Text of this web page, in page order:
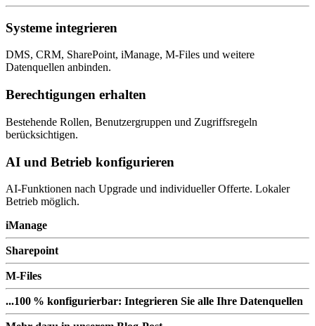
Systeme integrieren
DMS, CRM, SharePoint, iManage, M-Files und weitere
Datenquellen anbinden.
Berechtigungen erhalten
Bestehende Rollen, Benutzergruppen und Zugriffsregeln
berücksichtigen.
AI und Betrieb konfigurieren
AI-Funktionen nach Upgrade und individueller Offerte. Lokaler
Betrieb möglich.
iManage
Sharepoint
M-Files
...100 % konfigurierbar: Integrieren Sie alle Ihre Datenquellen